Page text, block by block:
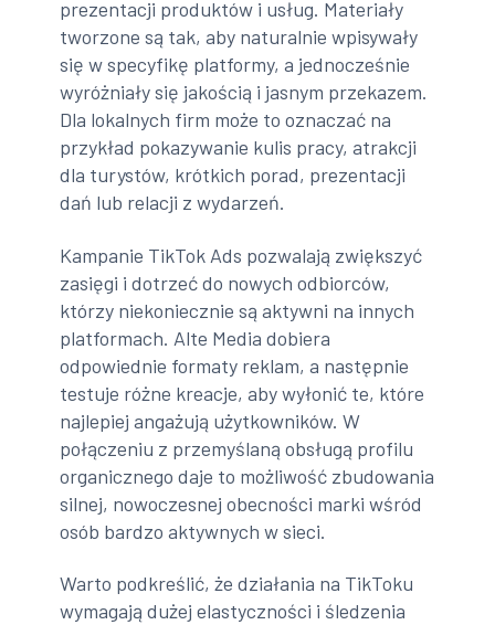
prezentacji produktów i usług. Materiały
tworzone są tak, aby naturalnie wpisywały
się w specyfikę platformy, a jednocześnie
wyróżniały się jakością i jasnym przekazem.
Dla lokalnych firm może to oznaczać na
przykład pokazywanie kulis pracy, atrakcji
dla turystów, krótkich porad, prezentacji
dań lub relacji z wydarzeń.
Kampanie TikTok Ads pozwalają zwiększyć
zasięgi i dotrzeć do nowych odbiorców,
którzy niekoniecznie są aktywni na innych
platformach. Alte Media dobiera
odpowiednie formaty reklam, a następnie
testuje różne kreacje, aby wyłonić te, które
najlepiej angażują użytkowników. W
połączeniu z przemyślaną obsługą profilu
organicznego daje to możliwość zbudowania
silnej, nowoczesnej obecności marki wśród
osób bardzo aktywnych w sieci.
Warto podkreślić, że działania na TikToku
wymagają dużej elastyczności i śledzenia